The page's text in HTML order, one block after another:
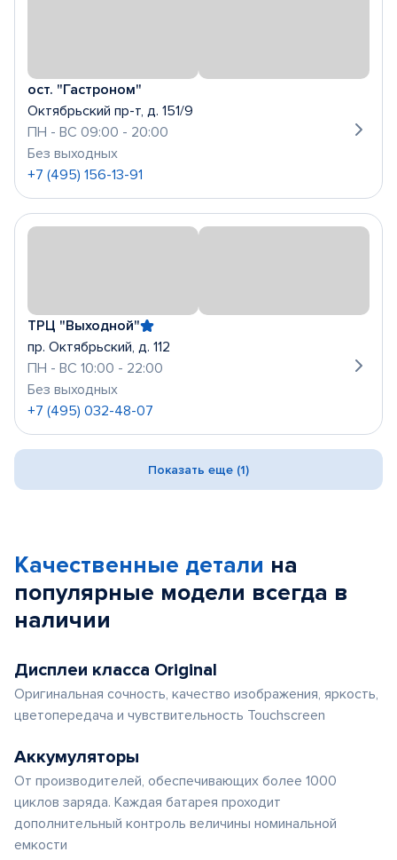
ост. "Гастроном"
Октябрьский пр-т, д. 151/9
ПН - ВС 09:00 - 20:00
Без выходных
+7 (495) 156-13-91
ТРЦ "Выходной"
пр. Октябрьский, д. 112
ПН - ВС 10:00 - 22:00
Без выходных
+7 (495) 032-48-07
Показать еще (1)
Качественные детали на
популярные модели всегда в
наличии
Дисплеи класса Original
Оригинальная сочность, качество изображения, яркость,
цветопередача и чувствительность Touchscreen
Аккумуляторы
От производителей, обеспечивающих более 1000
циклов заряда. Каждая батарея проходит
дополнительный контроль величины номинальной
емкости